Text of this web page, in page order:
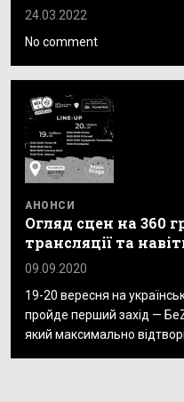
24.03.2022
No comment
АНОНСИ
Огляд сцен на 360
трансляції та
09.09.2020
19-20 вересня на
пройде перший захід —
який максимально